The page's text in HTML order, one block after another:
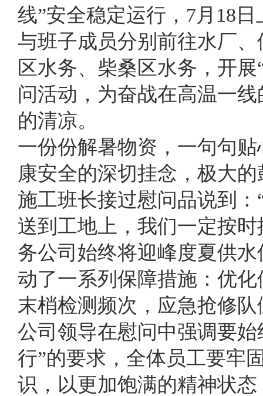
线”安全稳定运行，7月18
与班子成员分别前往水厂
区水务、柴桑区水务，开
问活动，为奋战在高温一
的清凉。
一份份解暑物资，一句句
康安全的深切挂念，极大
施工班长接过慰问品说到
送到工地上，我们一定按
务公司始终将迎峰度夏供
动了一系列保障措施：优
末梢检测频次，应急抢修
公司领导在慰问中强调要
行”的要求，全体员工要牢
识，以更加饱满的精神状